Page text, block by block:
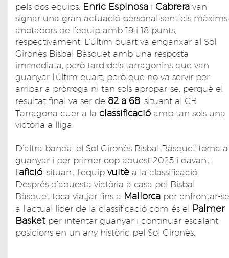
pels dos equips. Enric Espinosa i Cabrera van
signar una gran actuació personal sent els màxims
anotadors de l’equip amb 19 i 18 punts,
respectivament. L’últim quart va enganxar al Sol
Gironès Bisbal Bàsquet amb una resposta
immediata, però tard dels tarragonins que van
guanyar l’últim quart, però que no va servir per
arribar a pròrroga ni tan sols apropar-se, perquè el
resultat final va ser de 82 a 68 , situant al CB
Tarragona cuer a la classificació amb tan sols una
victòria a lliga.
D’altra banda, el Sol Gironès Bisbal Bàsquet torna a
guanyar i per primer cop aquest 2025 i davant
l’afició , situant l’equip vuitè a la classificació.
Després d’aquesta victòria a casa pel Bisbal
Bàsquet toca viatjar fins a Mallorca per enfrontar-se
a l’actual líder de la classificació com és el Palmer
Basket per intentar guanyar i continuar escalant
posicions en un any històric pel Sol Gironès.